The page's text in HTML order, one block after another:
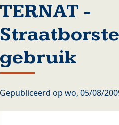
TERNAT -
gebruik
Gepubliceerd op wo, 05/08/